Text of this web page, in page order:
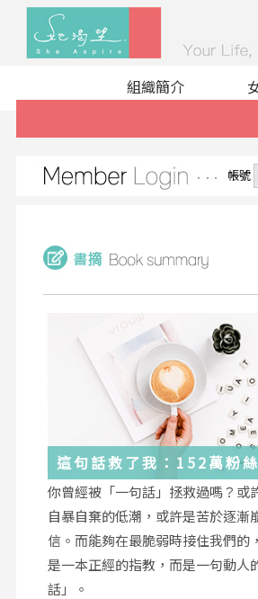
組織簡介
帳號
這句話救了我：152萬粉
證，韓國最受歡迎的
YouTuber「國民姐姐」
為跌落情緒深淵的你雪中
你曾經被「一句話」拯救過嗎？或
自暴自棄的低潮，或許是苦於逐漸
信。而能夠在最脆弱時接住我們的
是一本正經的指教，而是一句動人
話」。